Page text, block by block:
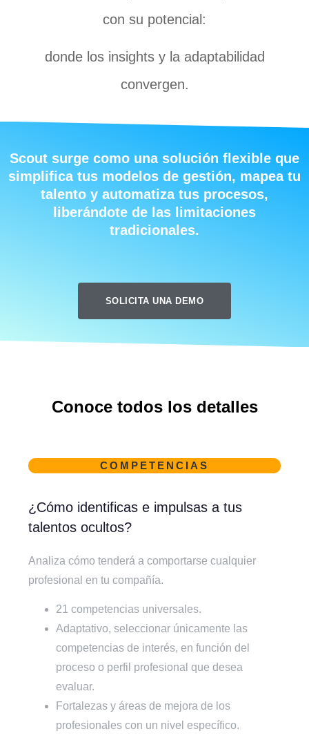
con su potencial:
donde los insights y la adaptabilidad
convergen.
Scout surge como una solución flexible que
simplifica tus modelos de gestión, mapea tu
talento y automatiza tus procesos,
liberándote de las limitaciones
tradicionales.
SOLICITA UNA DEMO
Conoce todos los detalles
COMPETENCIAS
¿Cómo identificas e impulsas a tus
talentos ocultos?
Analiza cómo tenderá a comportarse cualquier
profesional en tu compañía.
21 competencias universales.
Adaptativo, seleccionar únicamente las
competencias de interés, en función del
proceso o perfil profesional que desea
evaluar.
Fortalezas y áreas de mejora de los
profesionales con un nivel específico.